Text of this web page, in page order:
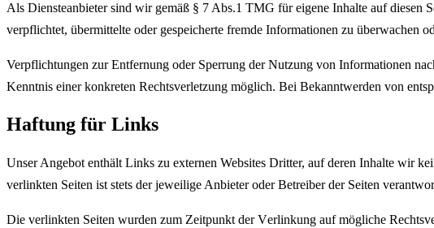
Als Diensteanbieter sind wir gemäß § 7 Abs.1 TMG für eigene Inhalte auf diesen
verpflichtet, übermittelte oder gespeicherte fremde Informationen zu überwachen
Verpflichtungen zur Entfernung oder Sperrung der Nutzung von Informationen
Kenntnis einer konkreten Rechtsverletzung möglich. Bei Bekanntwerden von
Haftung für Links
Unser Angebot enthält Links zu externen Websites Dritter, auf deren Inhalte wir
verlinkten Seiten ist stets der jeweilige Anbieter oder Betreiber der Seiten
Die verlinkten Seiten wurden zum Zeitpunkt der Verlinkung auf mögliche